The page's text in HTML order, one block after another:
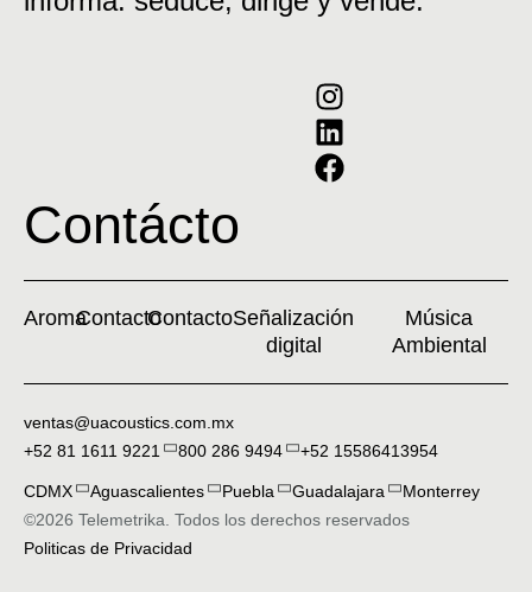
Contácto
AromaContactoContactoSeñalización
digital
Música
Ambiental
©2026 Telemetrika. Todos los derechos reservados
ventas@uacoustics.com.mx
+52 81 1611 9221
800 286 9494 +52 15586413954
Politicas de Privacidad
CDMX Aguascalientes Puebla Guadalajara Monterrey